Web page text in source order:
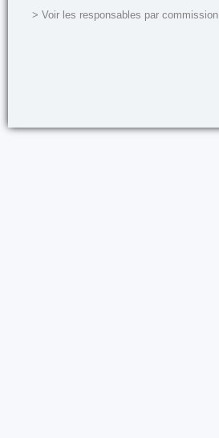
> Voir les responsables par commission